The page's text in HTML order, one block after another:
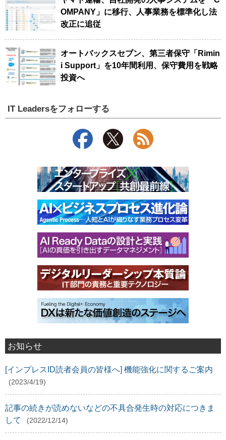
OMPANY」に移行、人事業務を標準化し法
改正に追従
オートバックスセブン、第三者保守「Rimin
i Support」を10年間利用、保守費用を戦略
投資へ
IT Leadersをフォローする
お知らせ
[インプレスID読者会員の皆様へ] 機能強化に関するご案内
(2023/4/19)
記事の続きが読めないなどの不具合発生時の対応につきま
して
(2022/12/14)